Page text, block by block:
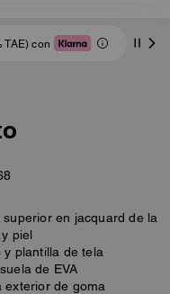
TAE) con
superior en jacquard de la
piel
y plantilla de tela
de EVA
exterior de goma